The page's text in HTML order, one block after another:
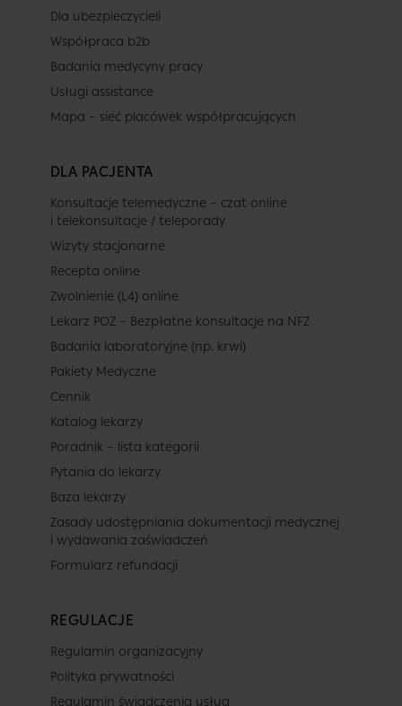
Dla ubezpieczycieli
Współpraca b2b
Badania medycyny pracy
Usługi assistance
Mapa – sieć placówek współpracujących
DLA PACJENTA
Konsultacje telemedyczne – czat online
i telekonsultacje / teleporady
Wizyty stacjonarne
Recepta online
Zwolnienie (L4) online
Lekarz POZ – Bezpłatne konsultacje na NFZ
Badania laboratoryjne (np. krwi)
Pakiety Medyczne
Cennik
Katalog lekarzy
Poradnik – lista kategorii
Pytania do lekarzy
Baza lekarzy
Zasady udostępniania dokumentacji medycznej
i wydawania zaświadczeń
Formularz refundacji
REGULACJE
Regulamin organizacyjny
Polityka prywatności
Regulamin świadczenia usług